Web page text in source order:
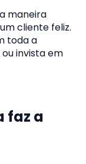
maneira
cliente feliz.
toda a
invista em
faz a